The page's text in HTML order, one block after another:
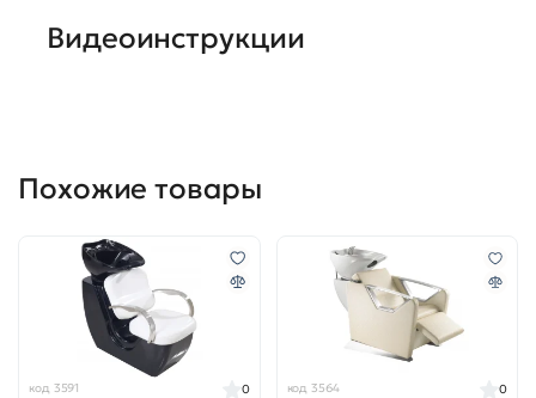
Видеоинструкции
Похожие товары
код 3591 0 код 3564 0